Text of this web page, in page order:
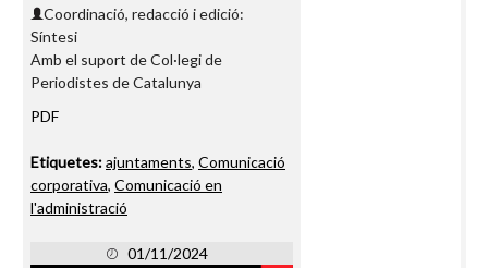
Coordinació, redacció i edició:
Síntesi
Amb el suport de Col·legi de
Periodistes de Catalunya
PDF
Etiquetes:ajuntaments, Comunicació
corporativa, Comunicació en
l'administració
01/11/2024